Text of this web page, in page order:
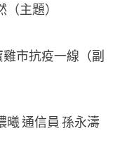
主題）
市抗疫一線（副
通信員 孫永濤